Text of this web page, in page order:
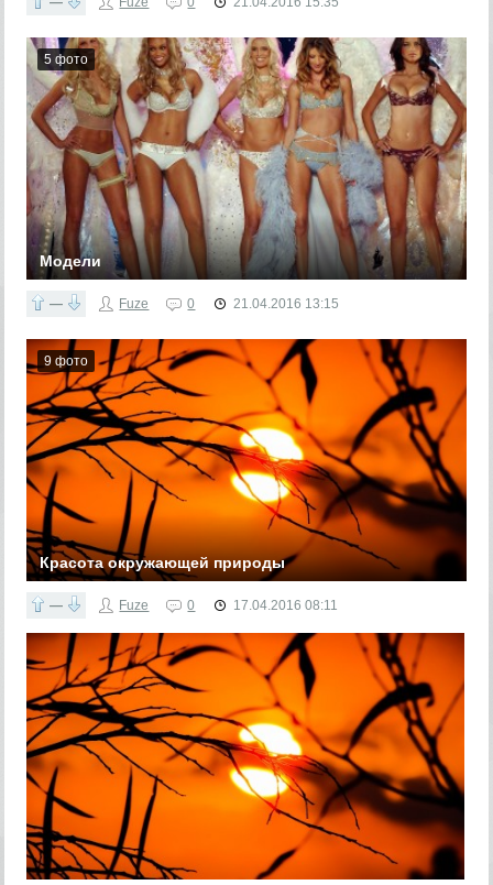
5 фото
Модели
— Fuze 0 21.04.2016 13:15
9 фото
Красота окружающей природы
— Fuze 0 17.04.2016 08:11